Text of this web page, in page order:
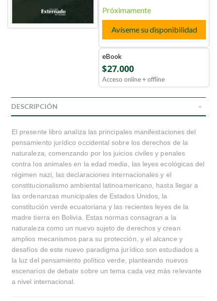
Próximamente
Avíseme su disponibilidad
eBook
$27.000
Acceso online + offline
DESCRIPCIÓN
El presente libro analiza las principales manifestaciones del
pensamiento jurídico occidental sobre los derechos de la
naturaleza, comenzando por los juicios civiles y penales
contra los animales en la edad media, las leyes ecológicas del
régimen nazi, las declaraciones internacionales y el
constitucionalismo ambiental latinoamericano, hasta llegar a
las ordenanzas municipales de Estados Unidos, la
constitución verde ecuatoriana y las recientes leyes de la
madre tierra en Bolivia. Estas normas consagran a la
naturaleza como un nuevo sujeto de derechos y crean
amplios mecanismos para su protección, y el alcance y
desafíos de este nuevo paradigma jurídico son estudiados a
la luz del pensamiento político verde, planteando nuevos
escenarios de debate sobre un tema cada vez más relevante
a nivel internacional.